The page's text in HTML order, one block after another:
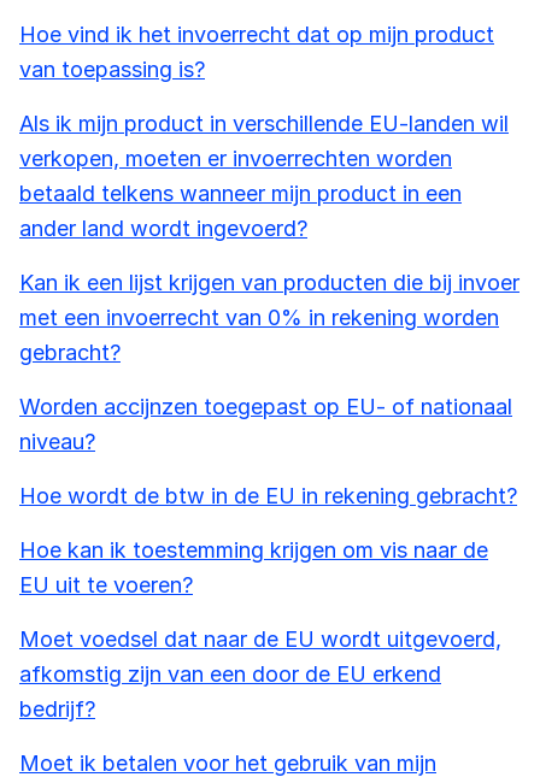
Hoe vind ik het invoerrecht dat op mijn product
van toepassing is?
Als ik mijn product in verschillende EU-landen wil
verkopen, moeten er invoerrechten worden
betaald telkens wanneer mijn product in een
ander land wordt ingevoerd?
Kan ik een lijst krijgen van producten die bij invoer
met een invoerrecht van 0% in rekening worden
gebracht?
Worden accijnzen toegepast op EU- of nationaal
niveau?
Hoe wordt de btw in de EU in rekening gebracht?
Hoe kan ik toestemming krijgen om vis naar de
EU uit te voeren?
Moet voedsel dat naar de EU wordt uitgevoerd,
afkomstig zijn van een door de EU erkend
bedrijf?
Moet ik betalen voor het gebruik van mijn